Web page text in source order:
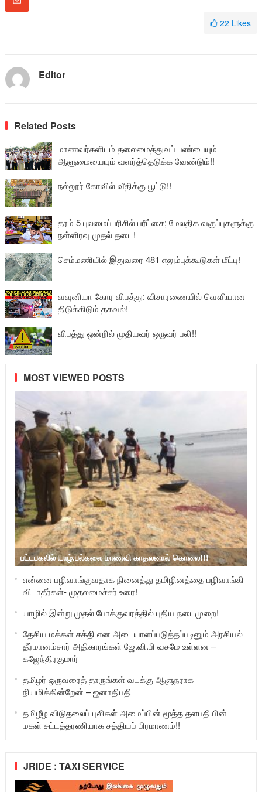
22 Likes
Editor
Related Posts
மாணவர்களிடம் தலைமைத்துவப் பண்பையும்
ஆளுமையையும் வளர்த்தெடுக்க வேண்டும்!!
நல்லூர் கோவில் வீதிக்கு பூட்டு!!
தரம் 5 புலமைப்பரிசில் பரீட்சை; மேலதிக வகுப்புகளுக்கு
நள்ளிரவு முதல் தடை!
செம்மணியில் இதுவரை 481 எலும்புக்கூடுகள் மீட்பு!
வவுனியா கோர விபத்து: விசாரணையில் வௌியான
திடுக்கிடும் தகவல்!
விபத்து ஒன்றில் முதியவர் ஒருவர் பலி!!
MOST VIEWED POSTS
பட்டபகலில் யாழ்.பல்கலை மாணவி காதலனால் கொலை!!!
என்னை பழிவாங்குவதாக நினைத்து தமிழினத்தை பழிவாங்கி
விடாதீர்கள்- முதலமைச்சர் உரை!
யாழில் இன்று முதல் போக்குவரத்தில் புதிய நடைமுறை!
தேசிய மக்கள் சக்தி என அடையாளப்படுத்தப்படினும் அரசியல்
தீர்மானம்சார் அதிகாரங்கள் ஜே.வி.பி வசமே உள்ளன –
கஜேந்திரகுமார்
தமிழர் ஒருவரைத் தாருங்கள் வடக்கு ஆளுநராக
நியமிக்கின்றேன் – ஜனாதிபதி
தமிழீழ விடுதலைப் புலிகள் அமைப்பின் மூத்த தளபதியின்
மகள் சட்டத்தரணியாக சத்தியப் பிரமாணம்!!
JRIDE : TAXI SERVICE